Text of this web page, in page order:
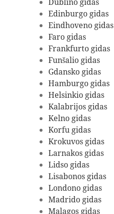
Edinburgo gidas
Eindhoveno gidas
Faro gidas
Frankfurto gidas
Funšalio gidas
Gdansko gidas
Hamburgo gidas
Helsinkio gidas
Kalabrijos gidas
Kelno gidas
Korfu gidas
Krokuvos gidas
Larnakos gidas
Lidso gidas
Lisabonos gidas
Londono gidas
Madrido gidas
Malagos gidas